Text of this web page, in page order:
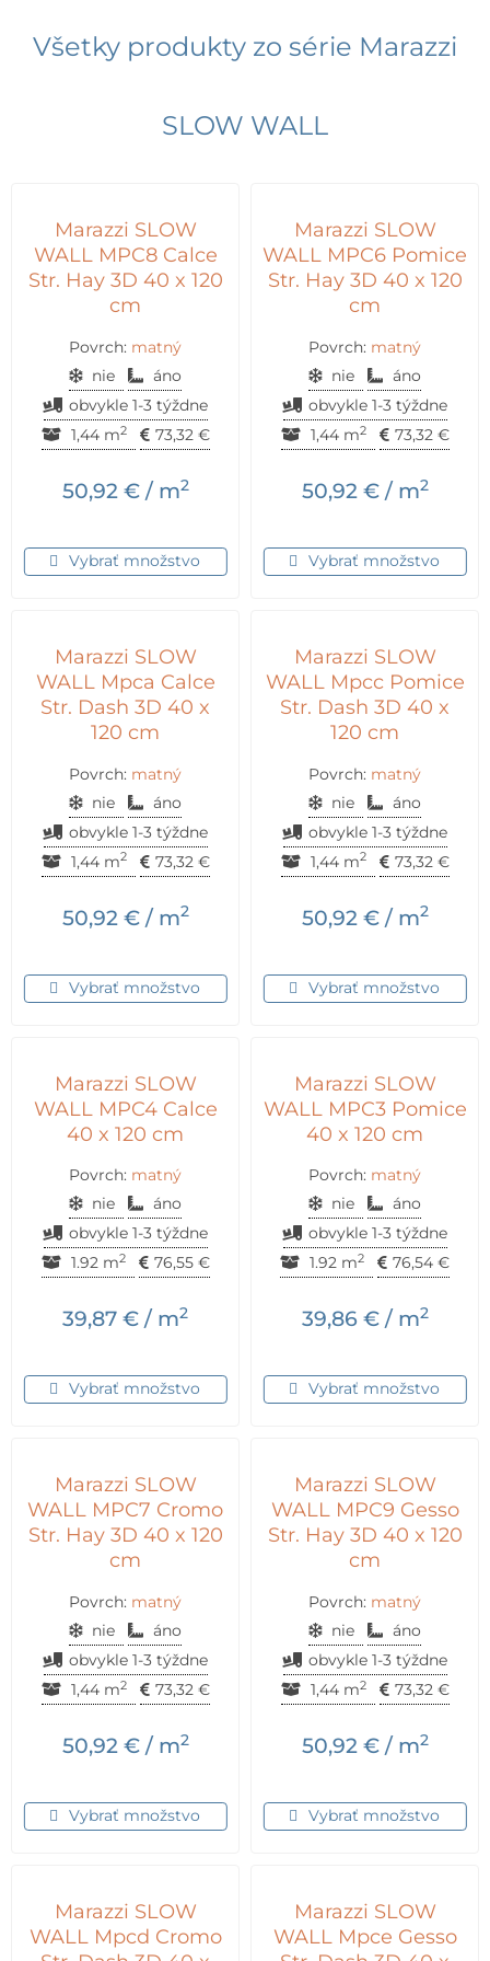
Všetky produkty zo série Marazzi
SLOW WALL
Marazzi SLOW
WALL MPC8 Calce
Str. Hay 3D 40 x 120
cm
Povrch: matný
nie
áno
obvykle 1-3 týždne
1,44 m2 73,32 €
50,92 €/ m2
Vybrať množstvo
Marazzi SLOW
WALL MPC6 Pomice
Str. Hay 3D 40 x 120
cm
Povrch: matný
nie
áno
obvykle 1-3 týždne
1,44 m2 73,32 €
50,92 €/ m2
Vybrať množstvo
Marazzi SLOW
WALL Mpca Calce
Str. Dash 3D 40 x
120 cm
Povrch: matný
nie
áno
obvykle 1-3 týždne
1,44 m2 73,32 €
50,92 €/ m2
Vybrať množstvo
Marazzi SLOW
WALL Mpcc Pomice
Str. Dash 3D 40 x
120 cm
Povrch: matný
nie
áno
obvykle 1-3 týždne
1,44 m2 73,32 €
50,92 €/ m2
Vybrať množstvo
Marazzi SLOW
WALL MPC4 Calce
40 x 120 cm
Povrch: matný
nie
áno
obvykle 1-3 týždne
1.92 m2 76,55 €
39,87 € / m2
Vybrať množstvo
Marazzi SLOW
WALL MPC3 Pomice
40 x 120 cm
Povrch: matný
nie
áno
obvykle 1-3 týždne
1.92 m2 76,54 €
39,86 €/ m2
Vybrať množstvo
Marazzi SLOW
WALL MPC7 Cromo
Str. Hay 3D 40 x 120
cm
Povrch: matný
nie
áno
obvykle 1-3 týždne
1,44 m2 73,32 €
50,92 €/ m2
Vybrať množstvo
Marazzi SLOW
WALL MPC9 Gesso
Str. Hay 3D 40 x 120
cm
Povrch: matný
nie
áno
obvykle 1-3 týždne
1,44 m2 73,32 €
50,92 €/ m2
Vybrať množstvo
Marazzi SLOW
WALL Mpcd Cromo
Marazzi SLOW
WALL Mpce Gesso